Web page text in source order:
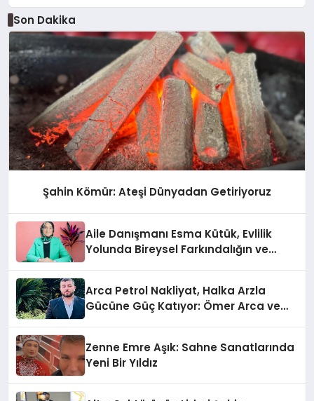
Son Dakika
Şahin Kömür: Ateşi Dünyadan Getiriyoruz
Aile Danışmanı Esma Kütük, Evlilik
Yolunda Bireysel Farkındalığın ve
Arca Petrol Nakliyat, Halka Arzla
Gücüne Güç Katıyor: Ömer Arca ve
Zenne Emre Aşık: Sahne Sanatlarında
Yeni Bir Yıldız